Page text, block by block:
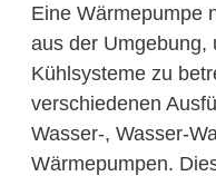
Eine Wärmepumpe
aus der Umgebung,
Kühlsysteme zu
verschiedenen
Wasser-, Wasser-
Wärmepumpen.